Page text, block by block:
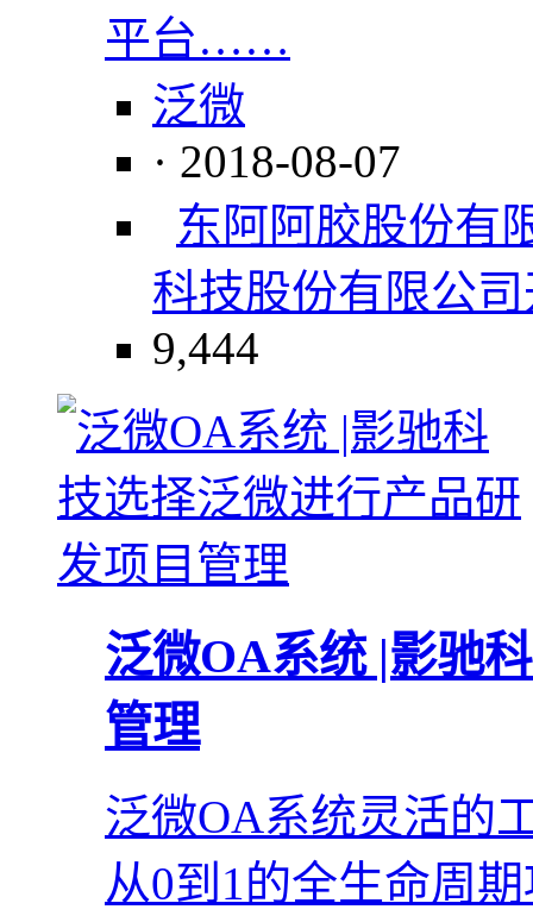
平台……
泛微
· 2018-08-07
东阿阿胶股份有
科技股份有限公司
9,444
泛微OA系统 |影驰
管理
泛微OA系统灵活的
从0到1的全生命周